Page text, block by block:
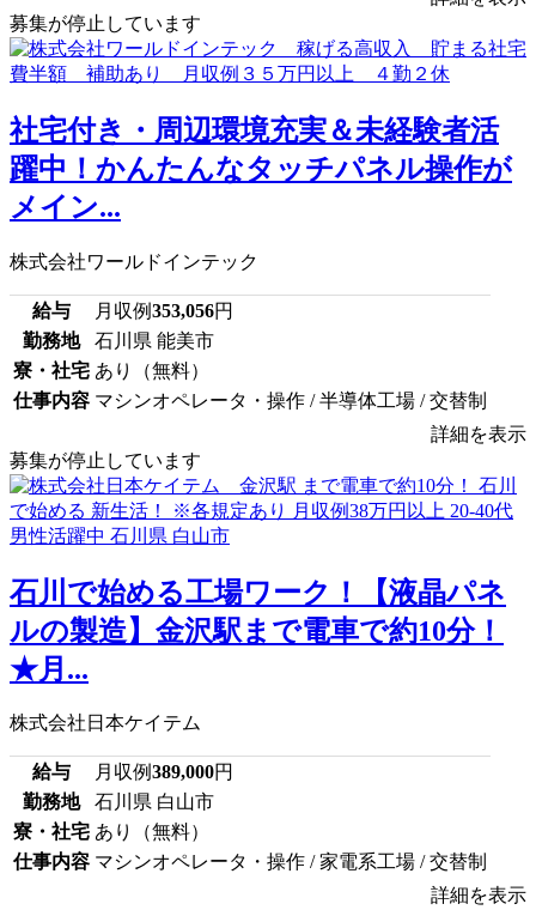
募集が停止しています
社宅付き・周辺環境充実＆未経験者活
躍中！かんたんなタッチパネル操作が
メイン...
株式会社ワールドインテック
給与 月収例353,056円
勤務地
石川県 能美市
寮・社宅 あり（無料）
仕事内容 マシンオペレータ・操作 / 半導体工場 / 交替制
詳細を表示
募集が停止しています
石川で始める工場ワーク！【液晶パネ
ルの製造】金沢駅まで電車で約10分！
★月...
株式会社日本ケイテム
給与 月収例389,000円
勤務地
石川県 白山市
寮・社宅 あり（無料）
仕事内容 マシンオペレータ・操作 / 家電系工場 / 交替制
詳細を表示